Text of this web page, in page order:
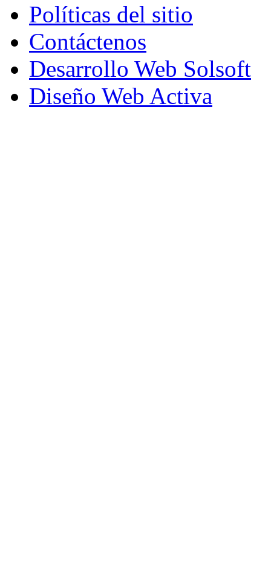
Políticas del sitio
Contáctenos
Desarrollo Web Solsoft
Diseño Web Activa